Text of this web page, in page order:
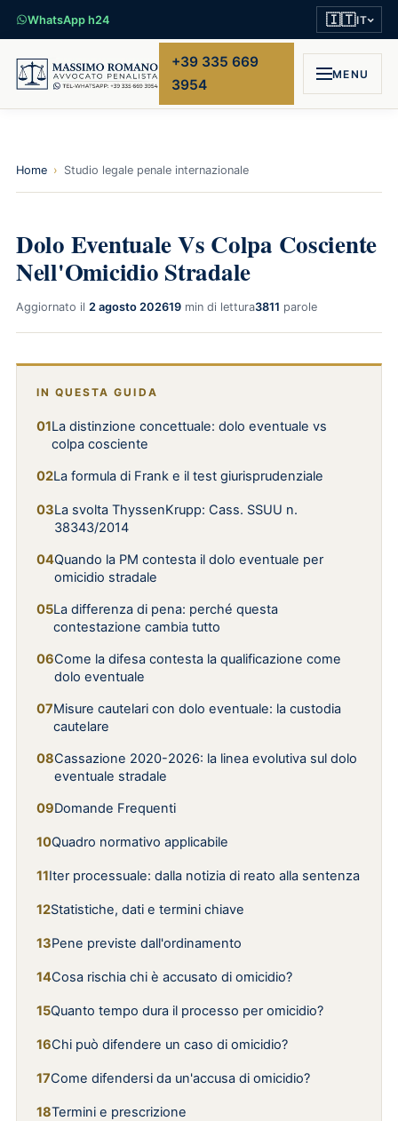
WhatsApp h24 🇮🇹IT
+39 335 669
3954
MENU
Home › Studio legale penale internazionale
Dolo Eventuale Vs Colpa Cosciente
Nell'Omicidio Stradale
Aggiornato il 2 agosto 202619 min di lettura3811 parole
IN QUESTA GUIDA
La distinzione concettuale: dolo eventuale vs
colpa cosciente
La formula di Frank e il test giurisprudenziale
La svolta ThyssenKrupp: Cass. SSUU n.
38343/2014
Quando la PM contesta il dolo eventuale per
omicidio stradale
La differenza di pena: perché questa
contestazione cambia tutto
Come la difesa contesta la qualificazione come
dolo eventuale
Misure cautelari con dolo eventuale: la custodia
cautelare
Cassazione 2020-2026: la linea evolutiva sul dolo
eventuale stradale
Domande Frequenti
Quadro normativo applicabile
Iter processuale: dalla notizia di reato alla sentenza
Statistiche, dati e termini chiave
Pene previste dall'ordinamento
Cosa rischia chi è accusato di omicidio?
Quanto tempo dura il processo per omicidio?
Chi può difendere un caso di omicidio?
Come difendersi da un'accusa di omicidio?
Termini e prescrizione